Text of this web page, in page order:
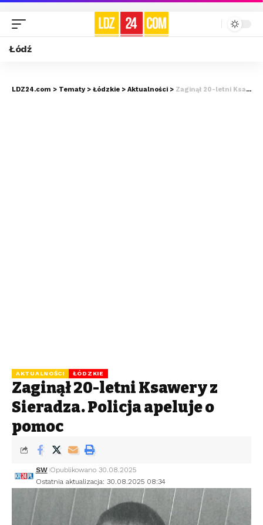
Łódź
LDZ24.com > Tematy > Łódzkie > Aktualności > Zaginął 20-letni Ksawery z Sieradza. Policja apeluje o pomoc
AKTUALNOŚCI ŁÓDZKIE
Zaginął 20-letni Ksawery z
Sieradza. Policja apeluje o
pomoc
Ostatnia aktualizacja: 30.08.2025 08:34
SW Opublikowano 30.08.2025